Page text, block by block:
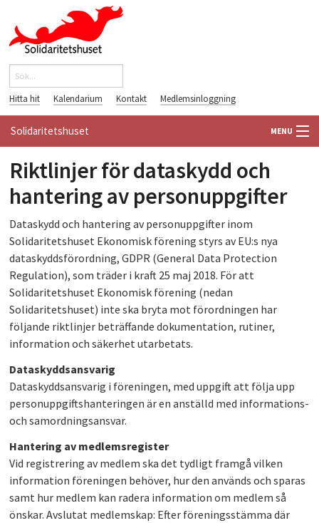
Hoppa till huvudinnehåll
Sökformulär
Hitta hit Kalendarium Kontakt Medlemsinloggning
Solidaritetshuset MENU
HEM
OM OSS
FÖRENINGAR
VÄRLDSBIBLIOTEKET
PLAY
Riktlinjer för dataskydd och
hantering av personuppgifter
Dataskydd och hantering av personuppgifter inom
Solidaritetshuset Ekonomisk förening styrs av EU:s nya
dataskyddsförordning, GDPR (General Data Protection
Regulation), som träder i kraft 25 maj 2018. För att
Solidaritetshuset Ekonomisk förening (nedan
Solidaritetshuset) inte ska bryta mot förordningen har
följande riktlinjer beträffande dokumentation, rutiner,
information och säkerhet utarbetats.
Dataskyddsansvarig
Dataskyddsansvarig i föreningen, med uppgift att följa upp
personuppgiftshanteringen är en anställd med informations-
och samordningsansvar.
Hantering av medlemsregister
Vid registrering av medlem ska det tydligt framgå vilken
information föreningen behöver, hur den används och sparas
samt hur medlem kan radera information om medlem så
önskar. Avslutat medlemskap: Efter föreningsstämma där